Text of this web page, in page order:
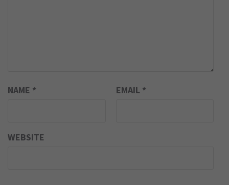
NAME * EMAIL *
WEBSITE